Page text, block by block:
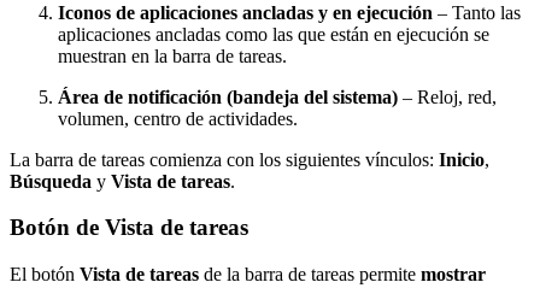
Iconos de aplicaciones ancladas y en ejecución – Tanto las
aplicaciones ancladas como las que están en ejecución se
muestran en la barra de tareas.
Área de notificación (bandeja del sistema) – Reloj, red,
volumen, centro de actividades.
La barra de tareas comienza con los siguientes vínculos: Inicio,
Búsqueda y Vista de tareas.
Botón de Vista de tareas
El botón Vista de tareas de la barra de tareas permite mostrar